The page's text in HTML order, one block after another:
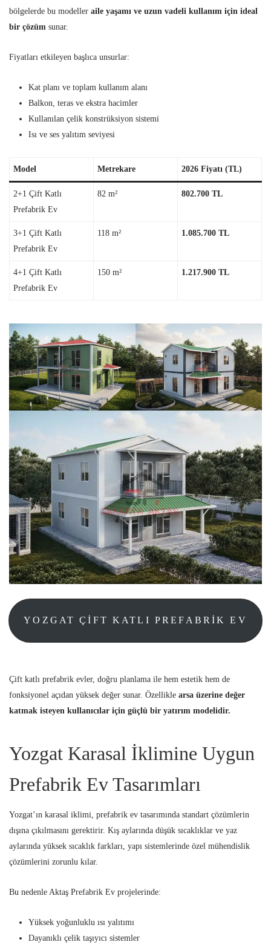
bölgelerde bu modeller aile yaşamı ve uzun vadeli kullanım için ideal
bir çözüm sunar.
Fiyatları etkileyen başlıca unsurlar:
Kat planı ve toplam kullanım alanı
Balkon, teras ve ekstra hacimler
Kullanılan çelik konstrüksiyon sistemi
Isı ve ses yalıtım seviyesi
Model Metrekare 2026 Fiyatı (TL)
2+1 Çift Katlı
Prefabrik Ev
82 m² 802.700 TL
3+1 Çift Katlı
Prefabrik Ev
118 m² 1.085.700 TL
4+1 Çift Katlı
Prefabrik Ev
150 m² 1.217.900 TL
YOZGAT ÇIFT KATLI PREFABRIK EV
Çift katlı prefabrik evler, doğru planlama ile hem estetik hem de
fonksiyonel açıdan yüksek değer sunar. Özellikle arsa üzerine değer
katmak isteyen kullanıcılar için güçlü bir yatırım modelidir.
Yozgat Karasal İklimine Uygun
Prefabrik Ev Tasarımları
Yozgat’ın karasal iklimi, prefabrik ev tasarımında standart çözümlerin
dışına çıkılmasını gerektirir. Kış aylarında düşük sıcaklıklar ve yaz
aylarında yüksek sıcaklık farkları, yapı sistemlerinde özel mühendislik
çözümlerini zorunlu kılar.
Bu nedenle Aktaş Prefabrik Ev projelerinde:
Yüksek yoğunluklu ısı yalıtımı
Dayanıklı çelik taşıyıcı sistemler